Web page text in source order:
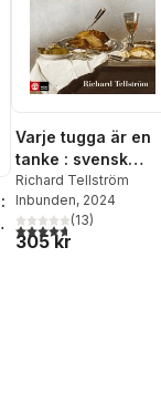
antal röster:
Varje tugga är en
tanke : svensk
matkultur under
800 år
Richard Tellström
Inbunden, 2024
4,7utav 5 stjärnor.
(13)
305 kr